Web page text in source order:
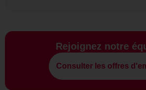
Rejoignez notre
Consulter les offres